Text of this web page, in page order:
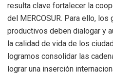
resulta clave fortalecer la
del MERCOSUR. Para ello,
productivos deben dialogar y
la calidad de vida de los
logramos consolidar las
lograr una inserción